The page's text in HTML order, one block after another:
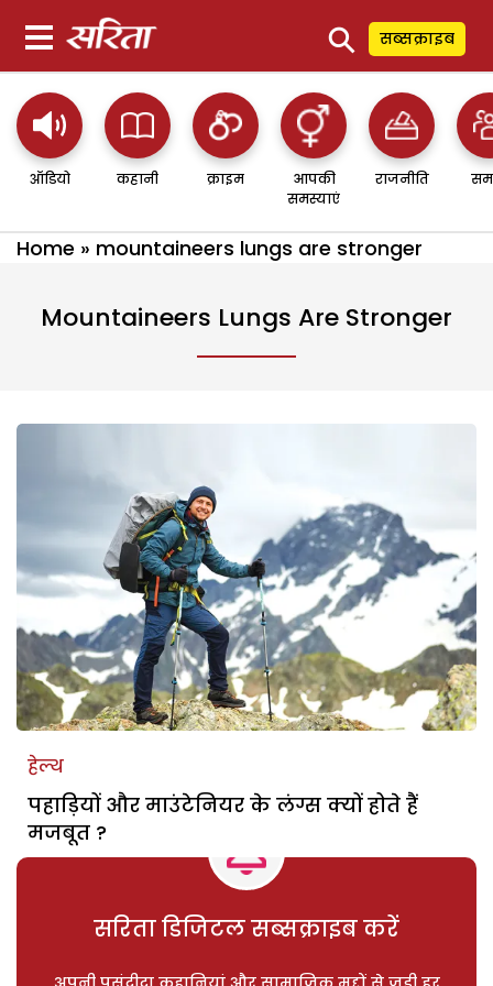
⚲ सब्सक्राइब
ऑडियो कहानी क्राइम
आपकी
समस्याएं
राजनीति
Home » mountaineers lungs are stronger
Mountaineers Lungs Are Stronger
हेल्थ
पहाड़ियों और माउंटेनियर के लंग्स क्यों होते हैं
मजबूत ?
सरिता डिजिटल सब्सक्राइब करें